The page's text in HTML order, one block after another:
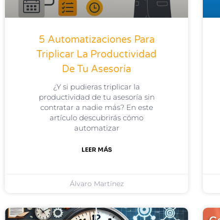
5 Automatizaciones Para
Triplicar La Productividad
De Tu Asesoría
¿Y si pudieras triplicar la
productividad de tu asesoría sin
contratar a nadie más? En este
artículo descubrirás cómo
automatizar
LEER MÁS
Álvaro Martínez